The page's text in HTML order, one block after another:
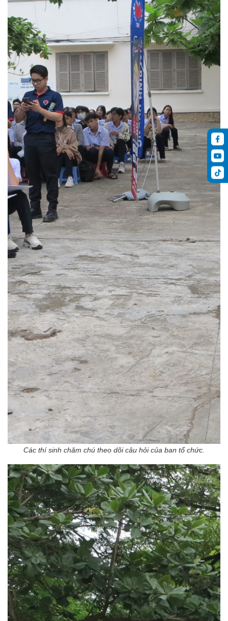
Các thí sinh chăm chú theo dõi câu hỏi của ban tổ chức.